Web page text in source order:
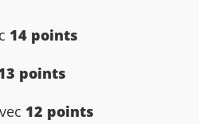
14 points
points
12 points